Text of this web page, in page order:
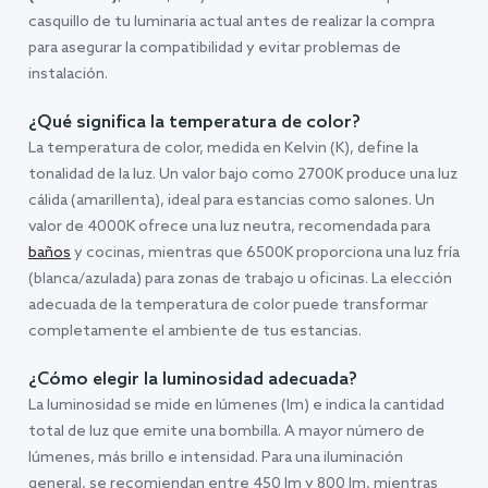
casquillo de tu luminaria actual antes de realizar la compra
para asegurar la compatibilidad y evitar problemas de
instalación.
¿Qué significa la temperatura de color?
La temperatura de color, medida en Kelvin (K), define la
tonalidad de la luz. Un valor bajo como 2700K produce una luz
cálida (amarillenta), ideal para estancias como salones. Un
valor de 4000K ofrece una luz neutra, recomendada para
bañosy cocinas, mientras que 6500K proporciona una luz fría
(blanca/azulada) para zonas de trabajo u oficinas. La elección
adecuada de la temperatura de color puede transformar
completamente el ambiente de tus estancias.
¿Cómo elegir la luminosidad adecuada?
La luminosidad se mide en lúmenes (lm) e indica la cantidad
total de luz que emite una bombilla. A mayor número de
lúmenes, más brillo e intensidad. Para una iluminación